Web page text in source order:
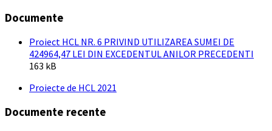
Documente
Proiect HCL NR. 6 PRIVIND UTILIZAREA SUMEI DE
424964,47 LEI DIN EXCEDENTUL ANILOR PRECEDENTIFile
163 kB
Proiecte de HCL 2021
Documente recente